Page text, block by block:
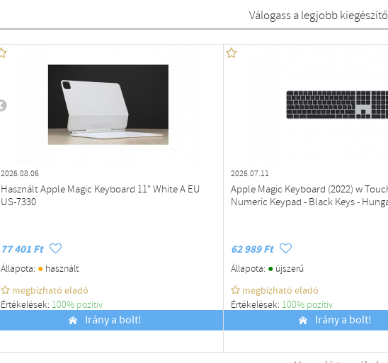
Válogass a legjobb
2026.08.06
Használt Apple Magic Keyboard 11" White A EU
US-7330
77 401 Ft
Állapota: ●használt
megbízható eladó
Értékelések: 100% pozítiv
Irány a bolt!
2026.07.11
Apple Magic Keyboard (2022) w
Numeric Keypad - Black Keys -
62 989 Ft
Állapota: ●újszerű
megbízható eladó
Értékelések: 100% pozítiv
Irány a bolt!